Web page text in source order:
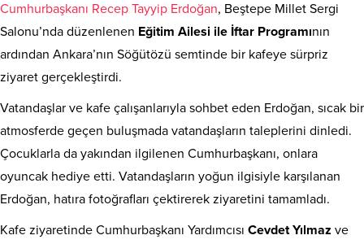
Cumhurbaşkanı Recep Tayyip Erdoğan, Beştepe Millet Sergi
Salonu’nda düzenlenen Eğitim Ailesi ile İftar Programının
ardından Ankara’nın Söğütözü semtinde bir kafeye sürpriz
ziyaret gerçekleştirdi.
Vatandaşlar ve kafe çalışanlarıyla sohbet eden Erdoğan, sıcak bir
atmosferde geçen buluşmada vatandaşların taleplerini dinledi.
Çocuklarla da yakından ilgilenen Cumhurbaşkanı, onlara
oyuncak hediye etti. Vatandaşların yoğun ilgisiyle karşılanan
Erdoğan, hatıra fotoğrafları çektirerek ziyaretini tamamladı.
Kafe ziyaretinde Cumhurbaşkanı Yardımcısı Cevdet Yılmaz ve